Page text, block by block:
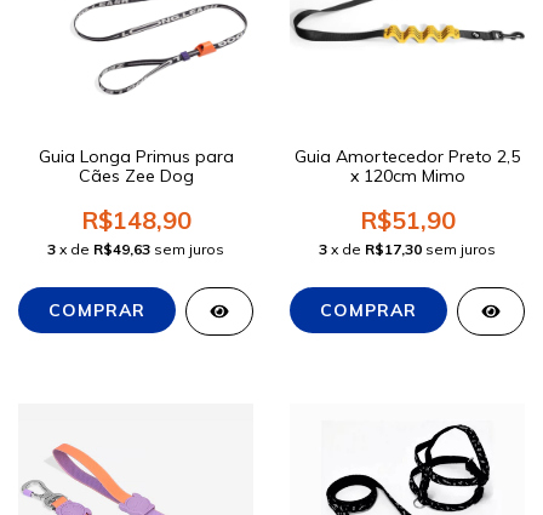
Guia Longa Primus para
Cães Zee Dog
R$148,90
3 x de R$49,63 sem juros
Guia Amortecedor Preto 2,5
x 120cm Mimo
R$51,90
3 x de R$17,30 sem juros